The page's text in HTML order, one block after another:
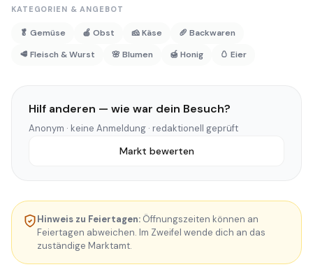
KATEGORIEN & ANGEBOT
🥬 Gemüse 🍎 Obst 🧀 Käse
🥖 Backwaren
🥩 Fleisch & Wurst
🌸 Blumen 🍯 Honig 🥚 Eier
Hilf anderen — wie war dein Besuch?
Anonym · keine Anmeldung · redaktionell geprüft
Markt bewerten
Hinweis zu Feiertagen: Öffnungszeiten können an
Feiertagen abweichen. Im Zweifel wende dich an das
zuständige Marktamt.